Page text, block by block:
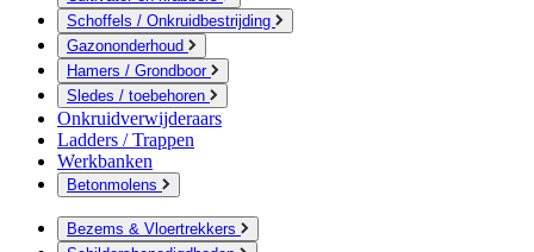
Schoffels / Onkruidbestrijding
Gazononderhoud
Hamers / Grondboor
Sledes / toebehoren
Onkruidverwijderaars
Ladders / Trappen
Werkbanken
Betonmolens
Bezems & Vloertrekkers